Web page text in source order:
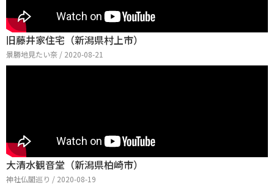
旧藤井家住宅（新潟県村上市）
景勝地見たい奈 / 2020-08-21
大清水観音堂（新潟県柏崎市）
神社仏閣巡り / 2020-08-19